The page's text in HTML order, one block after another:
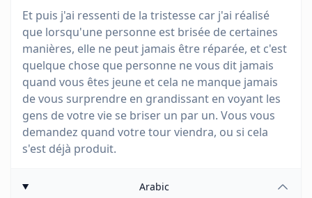
Et puis j'ai ressenti de la tristesse car j'ai réalisé
que lorsqu'une personne est brisée de certaines
manières, elle ne peut jamais être réparée, et c'est
quelque chose que personne ne vous dit jamais
quand vous êtes jeune et cela ne manque jamais
de vous surprendre en grandissant en voyant les
gens de votre vie se briser un par un. Vous vous
demandez quand votre tour viendra, ou si cela
s'est déjà produit.
Arabic